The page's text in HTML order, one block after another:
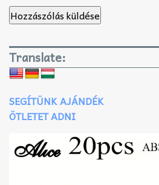
Translate:
SEGÍTÜNK AJÁNDÉK
ÖTLETET ADNI